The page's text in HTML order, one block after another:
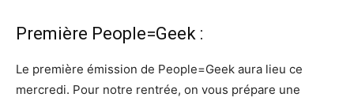
Première People=Geek :
Le première émission de People=Geek aura lieu ce
mercredi. Pour notre rentrée, on vous prépare une